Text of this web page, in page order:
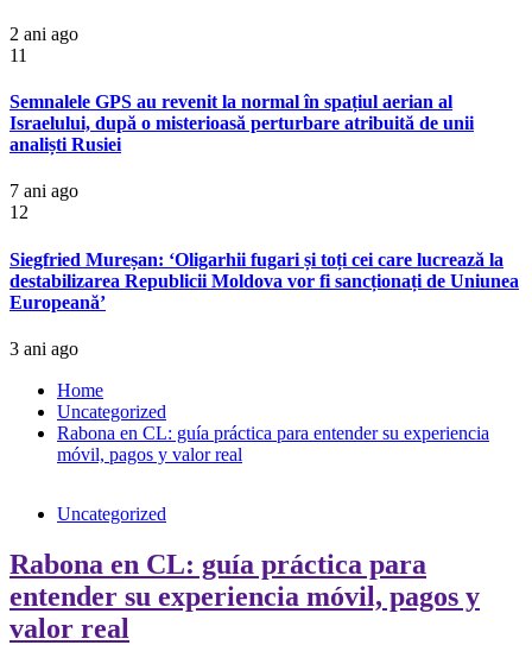
2 ani ago
11
Semnalele GPS au revenit la normal în spațiul aerian al
Israelului, după o misterioasă perturbare atribuită de unii
analiști Rusiei
7 ani ago
12
Siegfried Mureșan: ‘Oligarhii fugari și toți cei care lucrează la
destabilizarea Republicii Moldova vor fi sancționați de Uniunea
Europeană’
3 ani ago
Home
Uncategorized
Rabona en CL: guía práctica para entender su experiencia
móvil, pagos y valor real
Uncategorized
Rabona en CL: guía práctica para
entender su experiencia móvil, pagos y
valor real